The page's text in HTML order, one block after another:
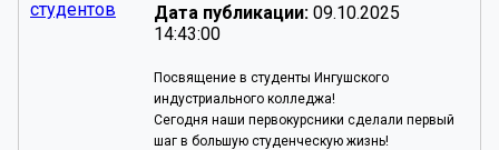
Дата публикации: 09.10.2025
14:43:00
Посвящение в студенты Ингушского
индустриального колледжа!
Сегодня наши первокурсники сделали первый
шаг в большую студенческую жизнь!